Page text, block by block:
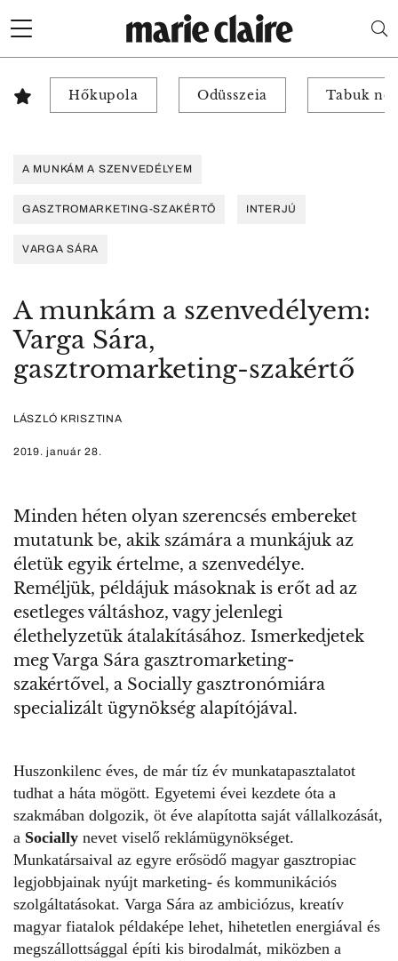
Hőkupola Odüsszeia Tabuk
A MUNKÁM A SZENVEDÉLYEM
GASZTROMARKETING-SZAKÉRTŐ INTERJÚ
VARGA SÁRA
A munkám a szenvedélyem:
Varga Sára,
gasztromarketing-szakértő
LÁSZLÓ KRISZTINA
2019. január 28.
Minden héten olyan szerencsés embereket
mutatunk be, akik számára a munkájuk az
életük egyik értelme, a szenvedélye.
Reméljük, példájuk másoknak is erőt ad az
esetleges váltáshoz, vagy jelenlegi
élethelyzetük átalakításához. Ismerkedjetek
meg Varga Sára gasztromarketing-
szakértővel, a Socially gasztronómiára
specializált ügynökség alapítójával.
Huszonkilenc éves, de már tíz év munkatapasztalatot
tudhat a háta mögött. Egyetemi évei kezdete óta a
szakmában dolgozik, öt éve alapította saját vállalkozását,
a Socially nevet viselő reklámügynökséget.
Munkatársaival az egyre erősödő magyar gasztropiac
legjobbjainak nyújt marketing- és kommunikációs
szolgáltatásokat. Varga Sára az ambiciózus, kreatív
magyar fiatalok példaképe lehet, hihetetlen energiával és
megszállottsággal építi kis birodalmát, miközben a